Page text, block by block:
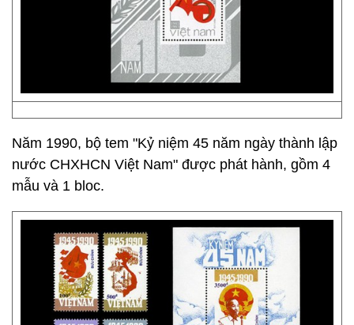
Năm 1990, bộ tem "Kỷ niệm 45 năm ngày thành lập
nước CHXHCN Việt Nam" được phát hành, gồm 4
mẫu và 1 bloc.